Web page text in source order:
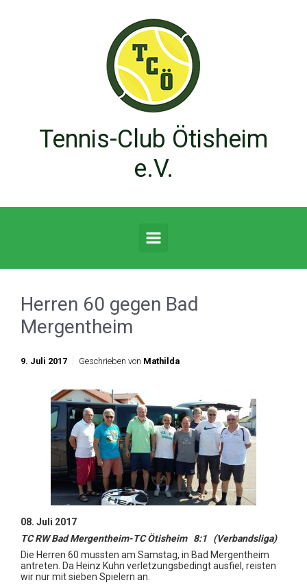
Tennis-Club Ötisheim
e.V.
Herren 60 gegen Bad
Mergentheim
9. Juli 2017 Geschrieben von Mathilda
08. Juli 2017
TC RW Bad Mergentheim-TC Ötisheim 8:1 (Verbandsliga)
Die Herren 60 mussten am Samstag, in Bad Mergentheim
antreten. Da Heinz Kuhn verletzungsbedingt ausfiel, reisten
wir nurmit sieben Spielern an.